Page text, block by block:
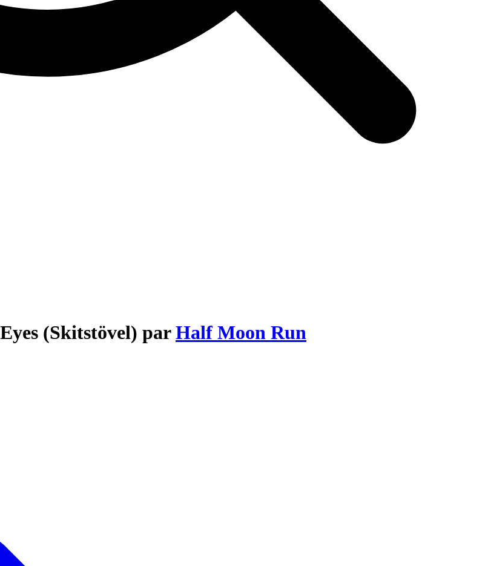
(Skitstövel) parHalf Moon Run